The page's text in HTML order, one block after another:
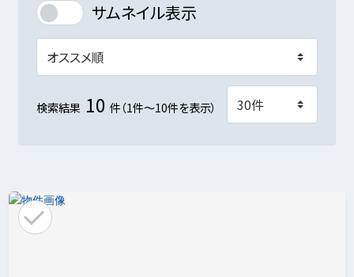
サムネイル表示
検索結果 10 件（1件～10件を表示）